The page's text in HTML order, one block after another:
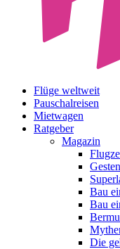
Flüge weltweit
Pauschalreisen
Mietwagen
Ratgeber
Magazin
Bau
Bau
Die